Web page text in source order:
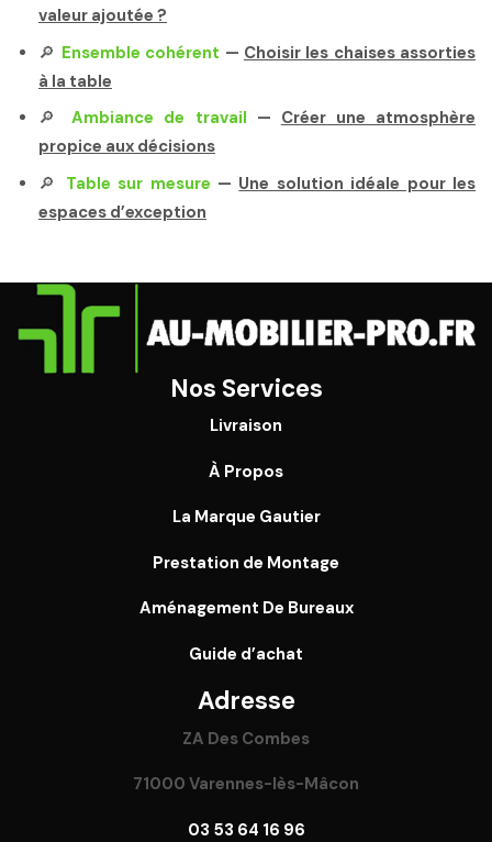
valeur ajoutée ?
🔎 Ensemble cohérent — Choisir les chaises assorties
à la table
🔎Ambiance de travail — Créer une atmosphère
propice aux décisions
🔎 Table sur mesure — Une solution idéale pour les
espaces d’exception
Nos Services
Livraison
À Propos
La Marque Gautier
Prestation de Montage
Aménagement De Bureaux
Guide d’achat
Adresse
ZA Des Combes
71000 Varennes-lès-Mâcon
03 53 64 16 96